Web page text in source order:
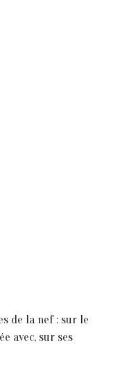
de la nef : sur le
avec, sur ses